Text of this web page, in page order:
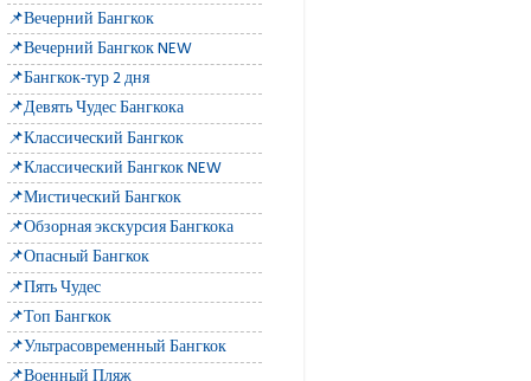
📌Вечерний Бангкок
📌Вечерний Бангкок NEW
📌Бангкок-тур 2 дня
📌Девять Чудес Бангкока
📌Классический Бангкок
📌Классический Бангкок NEW
📌Мистический Бангкок
📌Обзорная экскурсия Бангкока
📌Опасный Бангкок
📌Пять Чудес
📌Топ Бангкок
📌Ультрасовременный Бангкок
📌Военный Пляж